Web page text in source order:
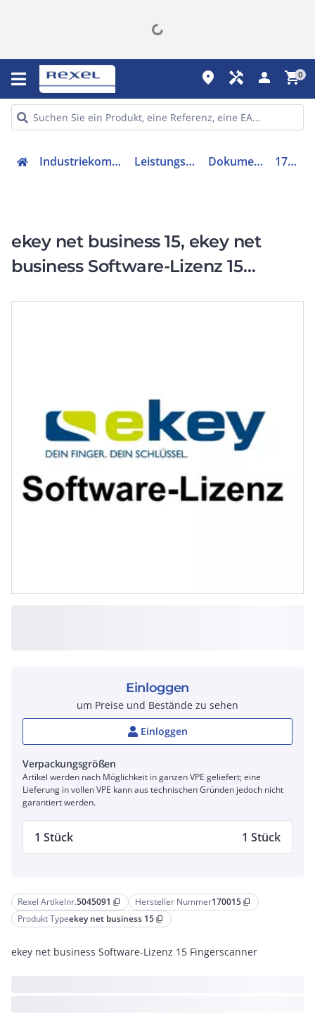
place handyman person shopping_cart0
Industriekomponenten Leistungsschalter Dokumentation 170015
ekey net business 15, ekey net
business Software-Lizenz 15
Rexel Artikelnr.5045091 content_copy Hersteller Nummer170015 content_copy
Produkt Typeekey net business 15 content_copy
ekey net business Software-Lizenz 15 Fingerscanner
Einloggen
um Preise und Bestände zu sehen
Einloggen
Verpackungsgrößen
Artikel werden nach Möglichkeit in ganzen VPE geliefert; eine
Lieferung in vollen VPE kann aus technischen Gründen jedoch nicht
garantiert werden.
1 Stück 1 Stück